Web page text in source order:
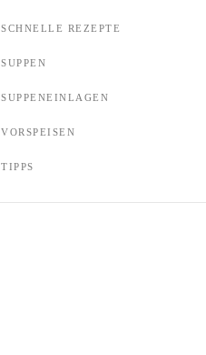
SCHNELLE REZEPTE
SUPPEN
SUPPENEINLAGEN
VORSPEISEN
TIPPS